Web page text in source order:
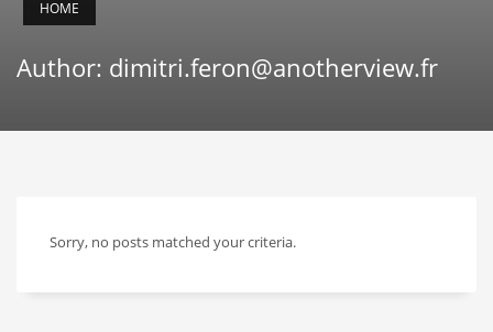
HOME
Author: dimitri.feron@anotherview.fr
Sorry, no posts matched your criteria.